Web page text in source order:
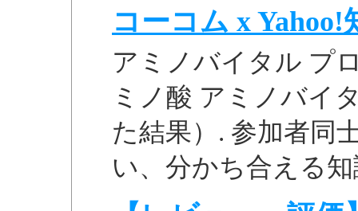
コーコム x Yahoo!
アミノバイタル プ
ミノ酸 アミノバイ
た結果）. 参加者同
い、分かち合える